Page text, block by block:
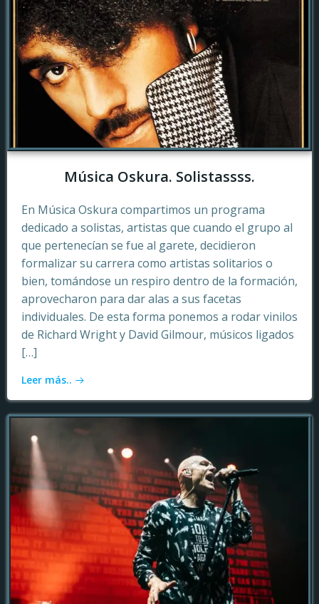
Música Oskura. Solistassss.
En Música Oskura compartimos un programa
dedicado a solistas, artistas que cuando el grupo al
que pertenecían se fue al garete, decidieron
formalizar su carrera como artistas solitarios o
bien, tomándose un respiro dentro de la formación,
aprovecharon para dar alas a sus facetas
individuales. De esta forma ponemos a rodar vinilos
de Richard Wright y David Gilmour, músicos ligados
[…]
Leer más..